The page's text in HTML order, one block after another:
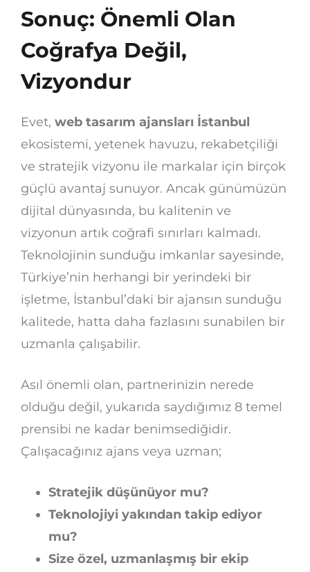
Sonuç: Önemli Olan
Coğrafya Değil,
Vizyondur
Evet, web tasarım ajansları İstanbul
ekosistemi, yetenek havuzu, rekabetçiliği
ve stratejik vizyonu ile markalar için birçok
güçlü avantaj sunuyor. Ancak günümüzün
dijital dünyasında, bu kalitenin ve
vizyonun artık coğrafi sınırları kalmadı.
Teknolojinin sunduğu imkanlar sayesinde,
Türkiye’nin herhangi bir yerindeki bir
işletme, İstanbul’daki bir ajansın sunduğu
kalitede, hatta daha fazlasını sunabilen bir
uzmanla çalışabilir.
Asıl önemli olan, partnerinizin nerede
olduğu değil, yukarıda saydığımız 8 temel
prensibi ne kadar benimsediğidir.
Çalışacağınız ajans veya uzman;
Stratejik düşünüyor mu?
Teknolojiyi yakından takip ediyor
mu?
Size özel, uzmanlaşmış bir ekip